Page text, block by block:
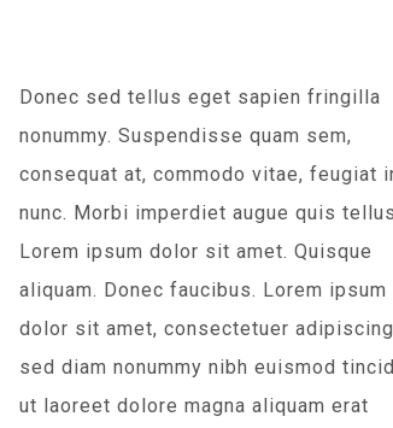
Donec sed tellus eget sapien fringilla
nonummy. Suspendisse quam sem,
consequat at, commodo vitae, feugiat
nunc. Morbi imperdiet augue quis
Lorem ipsum dolor sit amet. Quisque
aliquam. Donec faucibus. Lorem ipsum
dolor sit amet, consectetuer
sed diam nonummy nibh euismod
ut laoreet dolore magna aliquam erat